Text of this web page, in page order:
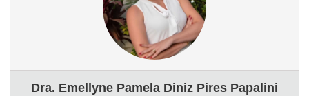
Dra. Emellyne Pamela Diniz Pires Papalini